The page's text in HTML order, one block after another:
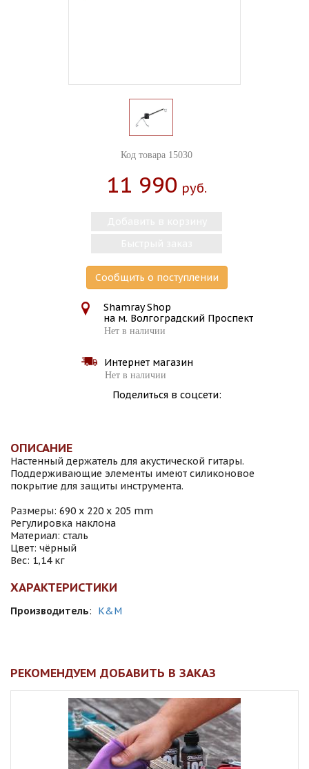
Код товара 15030
11 990 Руб.
Сообщить о поступлении
Shamray Shop
на м. Волгоградский Проспект
Нет в наличии
Интернет магазин
Нет в наличии
Поделиться в соцсети:
ОПИСАНИЕ
Настенный держатель для акустической гитары.
Поддерживающие элементы имеют силиконовое
покрытие для защиты инструмента.
Размеры: 690 х 220 х 205 mm
Регулировка наклона
Материал: сталь
Цвет: чёрный
Вес: 1,14 кг
ХАРАКТЕРИСТИКИ
Производитель: K&M
РЕКОМЕНДУЕМ ДОБАВИТЬ В ЗАКАЗ